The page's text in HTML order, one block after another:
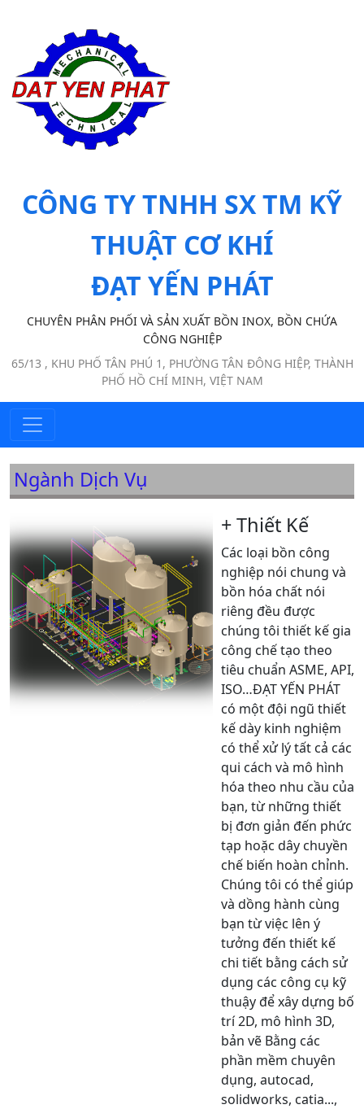
CÔNG TY TNHH SX TM KỸ
THUẬT CƠ KHÍ
ĐẠT YẾN PHÁT
CHUYÊN PHÂN PHỐI VÀ SẢN XUẤT BỒN INOX, BỒN CHỨA
CÔNG NGHIỆP
65/13 , KHU PHỐ TÂN PHÚ 1, PHƯỜNG TÂN ĐÔNG HIỆP, THÀNH
PHỐ HỒ CHÍ MINH, VIỆT NAM
Ngành Dịch Vụ
+ Thiết Kế
Các loại bồn công
nghiệp nói chung và
bồn hóa chất nói
riêng đều được
chúng tôi thiết kế gia
công chế tạo theo
tiêu chuẩn ASME, API,
ISO…ĐẠT YẾN PHÁT
có một đội ngũ thiết
kế dày kinh nghiệm
có thể xử lý tất cả các
qui cách và mô hình
hóa theo nhu cầu của
bạn, từ những thiết
bị đơn giản đến phức
tạp hoặc dây chuyền
chế biến hoàn chỉnh.
Chúng tôi có thể giúp
và dồng hành cùng
bạn từ việc lên ý
tưởng đến thiết kế
chi tiết bằng cách sử
dụng các công cụ kỹ
thuậy để xây dựng bố
trí 2D, mô hình 3D,
bản vẽ Bằng các
phần mềm chuyên
dụng, autocad,
solidworks, catia...,